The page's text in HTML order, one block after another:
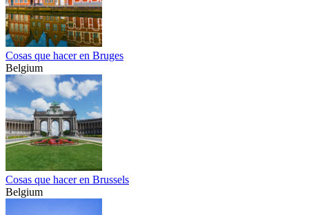
Cosas que hacer en Bruges
Belgium
Cosas que hacer en Brussels
Belgium